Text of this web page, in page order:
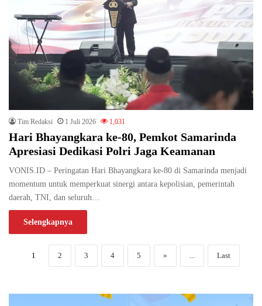
Tim Redaksi 1 Juli 2026 1,031
Hari Bhayangkara ke-80, Pemkot Samarinda
Apresiasi Dedikasi Polri Jaga Keamanan
VONIS.ID – Peringatan Hari Bhayangkara ke-80 di Samarinda menjadi
momentum untuk memperkuat sinergi antara kepolisian, pemerintah
daerah, TNI, dan seluruh…
Selengkapnya
1 2 3 4 5 » ... Last